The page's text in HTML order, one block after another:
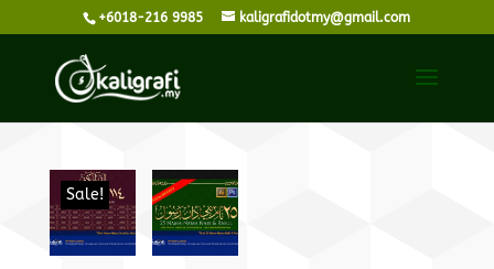
+6018-216 9985 kaligrafidotmy@gmail.com
Sale!